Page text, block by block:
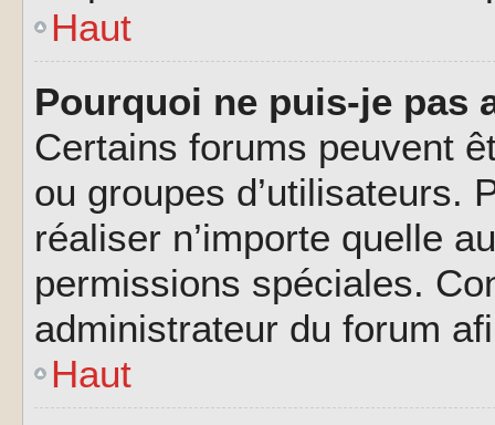
Haut
Pourquoi ne puis-je pas
Certains forums peuvent
ou groupes d’utilisateurs.
réaliser n’importe quelle
permissions spéciales.
administrateur du forum
Haut